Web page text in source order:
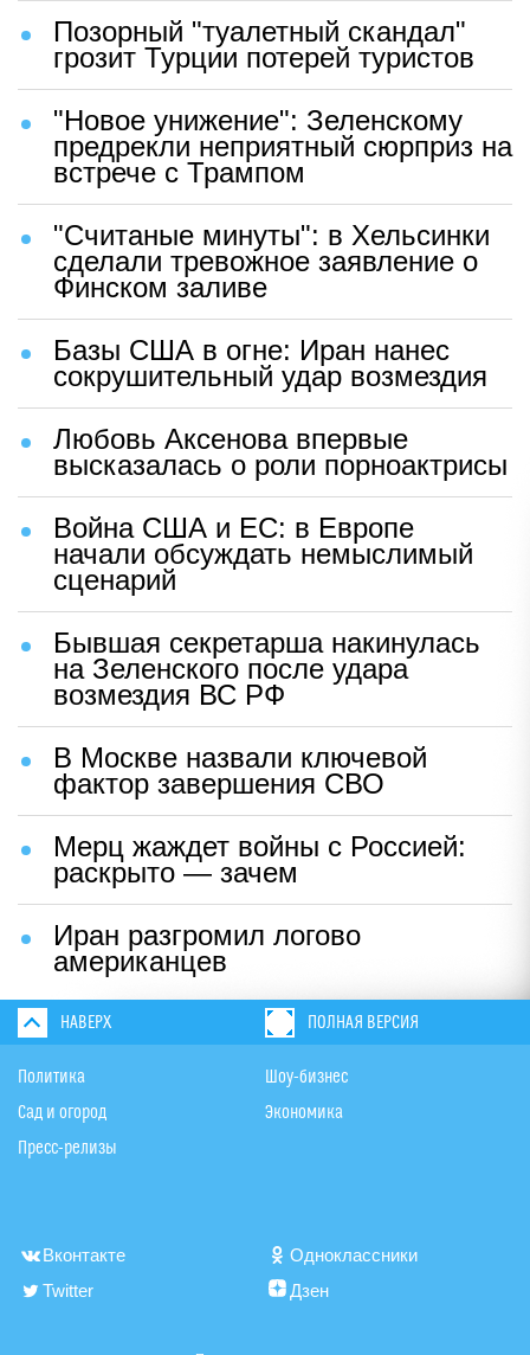
Позорный "туалетный скандал"
грозит Турции потерей туристов
"Новое унижение": Зеленскому
предрекли неприятный сюрприз на
встрече с Трампом
"Считаные минуты": в Хельсинки
сделали тревожное заявление о
Финском заливе
Базы США в огне: Иран нанес
сокрушительный удар возмездия
Любовь Аксенова впервые
высказалась о роли порноактрисы
Война США и ЕС: в Европе
начали обсуждать немыслимый
сценарий
Бывшая секретарша накинулась
на Зеленского после удара
возмездия ВС РФ
В Москве назвали ключевой
фактор завершения СВО
Мерц жаждет войны с Россией:
раскрыто — зачем
Иран разгромил логово
американцев
НАВЕРХ ПОЛНАЯ ВЕРСИЯ
Политика
Сад и огород
Пресс-релизы
Шоу-бизнес
Экономика
Вконтакте
Одноклассники
Twitter
Дзен